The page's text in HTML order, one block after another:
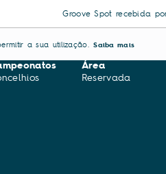
Groove Spot recebida por
a sua utilização. Saiba mais
Área
Reservada